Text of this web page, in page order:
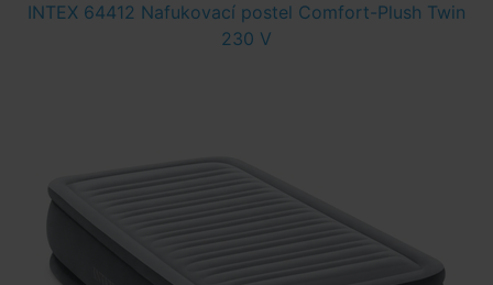
INTEX 64412 Nafukovací postel Comfort-Plush Twin
230 V